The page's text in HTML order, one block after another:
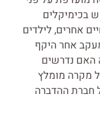
בכימיקלים
אחרים, לילדים
אחר היקף
האם נדרשים
מקרה מומלץ
חברת ההדברה